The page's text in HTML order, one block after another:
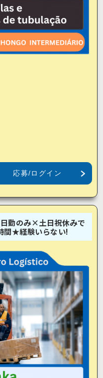
応募/ログイン
勤のみ×土日祝休みで
間★経験いらない!